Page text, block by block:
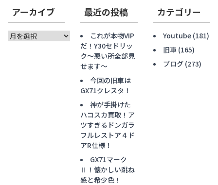
アーカイブ
ア
最近の投稿
これが本物VIP
だ！Y30セドリッ
ク〜悪い所全部見
せます〜
今回の旧車は
GX71クレスタ！
神が手掛けた
ハコスカ買取！ア
ツすぎるドンガラ
フルレストア４ド
アR仕様！
GX71マーク
Ⅱ！懐かしい跳ね
感と希少色！
カテゴリー
Youtube(181)
旧車 (165)
ブログ(273)